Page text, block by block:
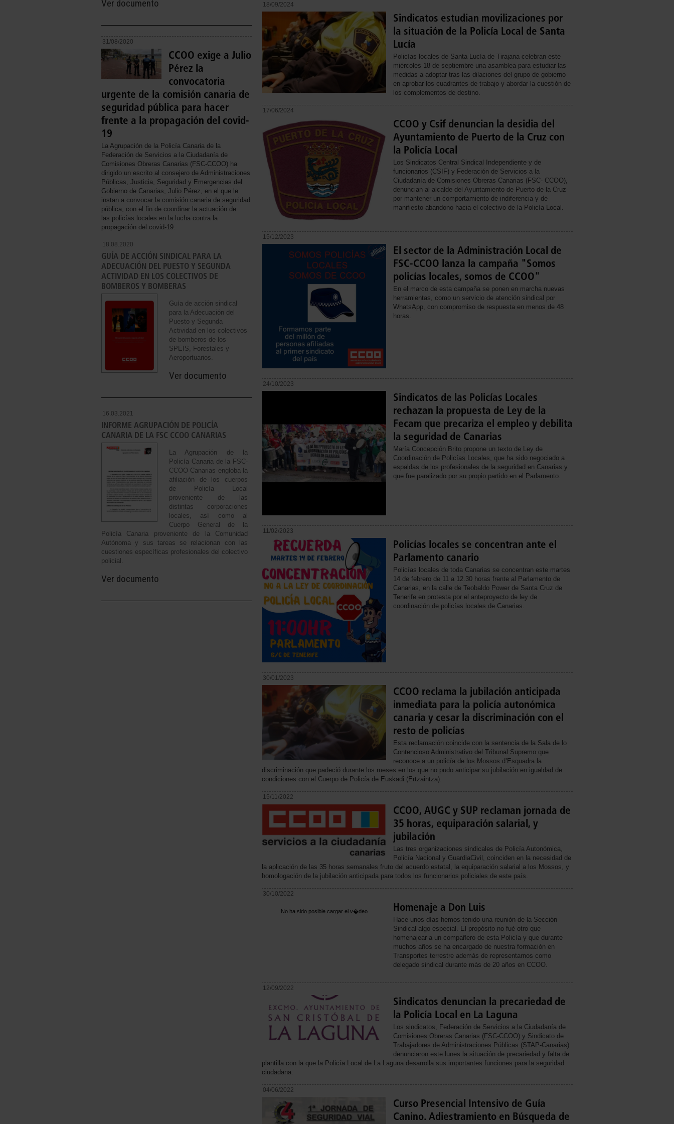
Ver documento
31/08/2020
CCOO exige a Julio
Pérez la
convocatoria
urgente de la comisión canaria de
seguridad pública para hacer
frente a la propagación del covid-
19
La Agrupación de la Policía Canaria de la
Federación de Servicios a la Ciudadanía de
Comisiones Obreras Canarias (FSC-CCOO) ha
dirigido un escrito al consejero de Administraciones
Públicas, Justicia, Seguridad y Emergencias del
Gobierno de Canarias, Julio Pérez, en el que le
instan a convocar la comisión canaria de seguridad
pública, con el fin de coordinar la actuación de
las policías locales en la lucha contra la
propagación del covid-19.
18.08.2020
GUÍA DE ACCIÓN SINDICAL PARA LA
ADECUACIÓN DEL PUESTO Y SEGUNDA
ACTIVIDAD EN LOS COLECTIVOS DE
BOMBEROS Y BOMBERAS
Guía de acción sindical
para la Adecuación del
Puesto y Segunda
Actividad en los colectivos
de bomberos de los
SPEIS, Forestales y
Aeroportuarios.
Ver documento
16.03.2021
INFORME AGRUPACIÓN DE POLICÍA
CANARIA DE LA FSC CCOO CANARIAS
La Agrupación de la
Policía Canaria de la FSC-
CCOO Canarias engloba la
afiliación de los cuerpos
de Policía Local
proveniente de las
distintas corporaciones
locales, así como al
Cuerpo General de la
Policía Canaria proveniente de la Comunidad
Autónoma y sus tareas se relacionan con las
cuestiones específicas profesionales del colectivo
policial.
Ver documento
18/09/2024
Sindicatos estudian movilizaciones por
la situación de la Policía Local de Santa
Lucía
Policías locales de Santa Lucía de Tirajana celebran este
miércoles 18 de septiembre una asamblea para estudiar las
medidas a adoptar tras las dilaciones del grupo de gobierno
en aprobar los cuadrantes de trabajo y abordar la cuestión de
los complementos de destino.
17/06/2024
CCOO y Csif denuncian la desidia del
Ayuntamiento de Puerto de la Cruz con
la Policía Local
Los Sindicatos Central Sindical Independiente y de
funcionarios (CSIF) y Federación de Servicios a la
Ciudadanía de Comisiones Obreras Canarias (FSC- CCOO),
denuncian al alcalde del Ayuntamiento de Puerto de la Cruz
por mantener un comportamiento de indiferencia y de
manifiesto abandono hacia el colectivo de la Policía Local.
15/12/2023
El sector de la Administración Local de
FSC-CCOO lanza la campaña "Somos
policías locales, somos de CCOO"
En el marco de esta campaña se ponen en marcha nuevas
herramientas, como un servicio de atención sindical por
WhatsApp, con compromiso de respuesta en menos de 48
horas.
24/10/2023
Sindicatos de las Policías Locales
rechazan la propuesta de Ley de la
Fecam que precariza el empleo y debilita
la seguridad de Canarias
María Concepción Brito propone un texto de Ley de
Coordinación de Policías Locales, que ha sido negociado a
espaldas de los profesionales de la seguridad en Canarias y
que fue paralizado por su propio partido en el Parlamento.
11/02/2023
Policías locales se concentran ante el
Parlamento canario
Policías locales de toda Canarias se concentran este martes
14 de febrero de 11 a 12.30 horas frente al Parlamento de
Canarias, en la calle de Teobaldo Power de Santa Cruz de
Tenerife en protesta por el anteproyecto de ley de
coordinación de policías locales de Canarias.
30/01/2023
CCOO reclama la jubilación anticipada
inmediata para la policía autonómica
canaria y cesar la discriminación con el
resto de policías
Esta reclamación coincide con la sentencia de la Sala de lo
Contencioso Administrativo del Tribunal Supremo que
reconoce a un policía de los Mossos d’Esquadra la
discriminación que padeció durante los meses en los que no pudo anticipar su jubilación en igualdad de
condiciones con el Cuerpo de Policía de Euskadi (Ertzaintza).
15/11/2022
CCOO, AUGC y SUP reclaman jornada de
35 horas, equiparación salarial, y
jubilación
Las tres organizaciones sindicales de Policía Autonómica,
Policía Nacional y GuardiaCivil, coinciden en la necesidad de
la aplicación de las 35 horas semanales fruto del acuerdo estatal, la equiparación salarial a los Mossos, y
homologación de la jubilación anticipada para todos los funcionarios policiales de este país.
30/10/2022
No ha sido posible cargar el v�deo Homenaje a Don Luis
Hace unos días hemos tenido una reunión de la Sección
Sindical algo especial. El propósito no fué otro que
homenajear a un compañero de esta Policía y que durante
muchos años se ha encargado de nuestra formación en
Transportes terrestre además de representarnos como
delegado sindical durante más de 20 años en CCOO.
12/09/2022
Sindicatos denuncian la precariedad de
la Policía Local en La Laguna
Los sindicatos, Federación de Servicios a la Ciudadanía de
Comisiones Obreras Canarias (FSC-CCOO) y Sindicato de
Trabajadores de Administraciones Públicas (STAP-Canarias)
denunciaron este lunes la situación de precariedad y falta de
plantilla con la que la Policía Local de La Laguna desarrolla sus importantes funciones para la seguridad
ciudadana.
04/06/2022
Curso Presencial Intensivo de Guía
Canino. Adiestramiento en Búsqueda de